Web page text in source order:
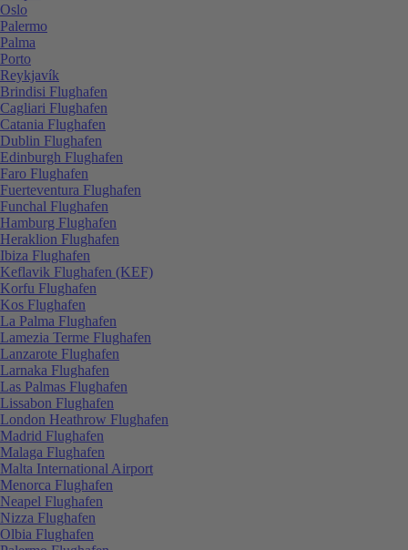
Oslo
Palermo
Palma
Porto
Reykjavík
Brindisi Flughafen
Cagliari Flughafen
Catania Flughafen
Dublin Flughafen
Edinburgh Flughafen
Faro Flughafen
Fuerteventura Flughafen
Funchal Flughafen
Hamburg Flughafen
Heraklion Flughafen
Ibiza Flughafen
Keflavik Flughafen (KEF)
Korfu Flughafen
Kos Flughafen
La Palma Flughafen
Lamezia Terme Flughafen
Lanzarote Flughafen
Larnaka Flughafen
Las Palmas Flughafen
Lissabon Flughafen
London Heathrow Flughafen
Madrid Flughafen
Malaga Flughafen
Malta International Airport
Menorca Flughafen
Neapel Flughafen
Nizza Flughafen
Olbia Flughafen